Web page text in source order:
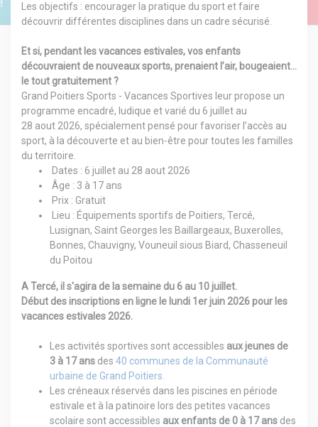
Les objectifs : encourager la pratique du sport et faire
découvrir différentes disciplines dans un cadre sécurisé.
Et si, pendant les vacances estivales, vos enfants
découvraient de nouveaux sports, prenaient l’air, bougeaient…
le tout gratuitement ?
Grand Poitiers Sports - Vacances Sportives leur propose un
programme encadré, ludique et varié du 6 juillet au
28 aout 2026, spécialement pensé pour favoriser l’accès au
sport, à la découverte et au bien-être pour toutes les familles
du territoire.
Dates : 6 juillet au 28 aout 2026
Âge : 3 à 17 ans
Prix : Gratuit
Lieu : Équipements sportifs de Poitiers, Tercé,
Lusignan, Saint Georges les Baillargeaux, Buxerolles,
Bonnes, Chauvigny, Vouneuil sious Biard, Chasseneuil
du Poitou
A Tercé, il s'agira de la semaine du 6 au 10 juillet.
Début des inscriptions en ligne le lundi 1er juin 2026 pour les
vacances estivales 2026.
Les activités sportives sont accessibles aux jeunes de
3 à 17 ans des 40 communes de la Communauté
urbaine de Grand Poitiers.
Les créneaux réservés dans les piscines en période
estivale et à la patinoire lors des petites vacances
scolaire sont accessibles aux enfants de 0 à 17 ans des